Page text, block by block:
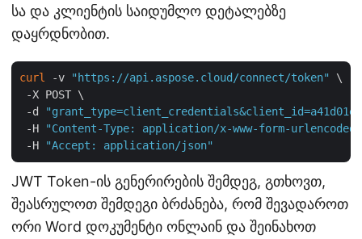
სა და კლიენტის საიდუმლო დეტალებზე
დაყრდნობით.
curl -v "https://api.aspose.cloud/connect/token"
\
-X POST \
-d
"grant_type=client_credentials&client_id=a41d01ef-
-H
"Content-Type: application/x-www-form-urlencoded"
-H
"Accept: application/json"
JWT Token-ის გენერირების შემდეგ, გთხოვთ,
შეასრულოთ შემდეგი ბრძანება, რომ შევადაროთ
ორი Word დოკუმენტი ონლაინ და შეინახოთ